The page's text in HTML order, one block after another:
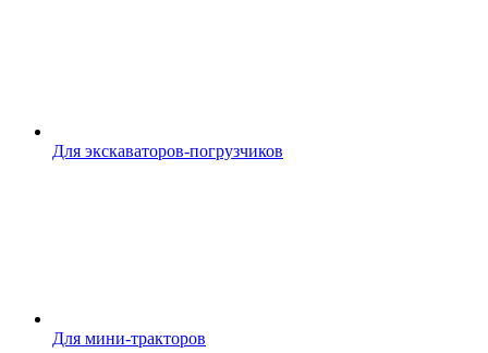
Для экскаваторов-погрузчиков
Для мини-тракторов